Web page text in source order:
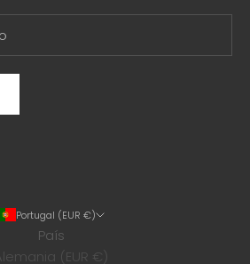
Portugal (EUR €)
País
Alemania (EUR €)